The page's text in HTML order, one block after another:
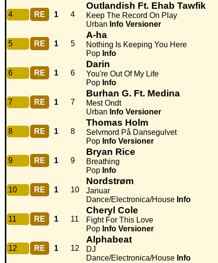
4 RE 1 4
Outlandish Ft. Ehab Tawfik
Keep The Record On Play
Urban Info Versioner
5 RE 1 5
A-ha
Nothing Is Keeping You Here
Pop Info
6 RE 1 6
Darin
You're Out Of My Life
Pop Info
7 RE 1 7
Burhan G. Ft. Medina
Mest Ondt
Urban Info Versioner
8 RE 1 8
Thomas Holm
Selvmord På Dansegulvet
Pop Info Versioner
9 RE 1 9
Bryan Rice
Breathing
Pop Info
10 RE 1 10
Nordstrøm
Januar
Dance/Electronica/House Info
11 RE 1 11
Cheryl Cole
Fight For This Love
Pop Info Versioner
12 RE 1 12
Alphabeat
DJ
Dance/Electronica/House Info